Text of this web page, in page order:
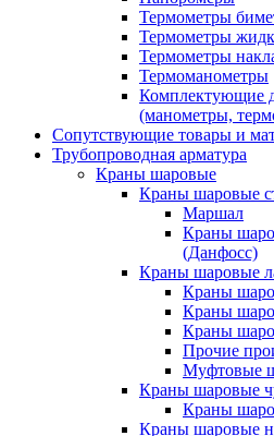
Термометры
Термометры
Термометры
Термоманометры
Комплектующие
(манометры,
Сопутствующие товары и
Трубопроводная арматура
Краны шаровые
Краны шаровые
Маршал
Краны
(Данфосс)
Краны шаровые
Краны
Краны
Краны
Прочие
Муфтовые
Краны шаровые
Краны
Краны шаровые